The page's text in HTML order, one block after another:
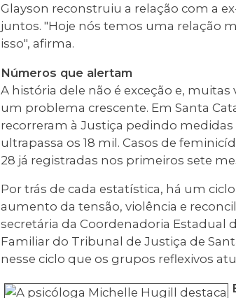
Glayson reconstruiu a relação com a
juntos. "Hoje nós temos uma relação
isso", afirma.
Números que alertam
A história dele não é exceção e,
um problema crescente. Em Santa
recorreram à Justiça pedindo
ultrapassa os 18 mil. Casos de
28 já registradas nos primeiros sete
Por trás de cada estatística, há um
aumento da tensão, violência e
secretária da Coordenadoria Estadual
Familiar do Tribunal de Justiça de
nesse ciclo que os grupos reflexivos